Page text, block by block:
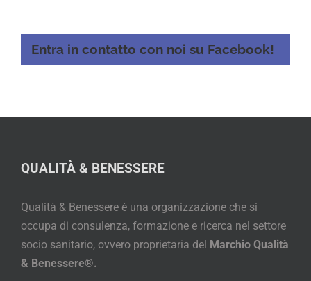
Entra in contatto con noi su Facebook!
QUALITÀ & BENESSERE
Qualità & Benessere è una organizzazione che si
occupa di consulenza, formazione e ricerca nel settore
socio sanitario, ovvero proprietaria del Marchio Qualità
& Benessere®.